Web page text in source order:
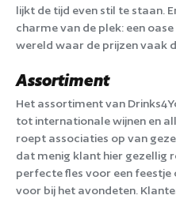
lijkt de tijd even stil te staan.
charme van de plek: een
wereld waar de prijzen vaak
Assortiment
Het assortiment van
tot internationale wijnen en
roept associaties op van
dat menig klant hier gezellig
perfecte fles voor een
voor bij het avondeten.